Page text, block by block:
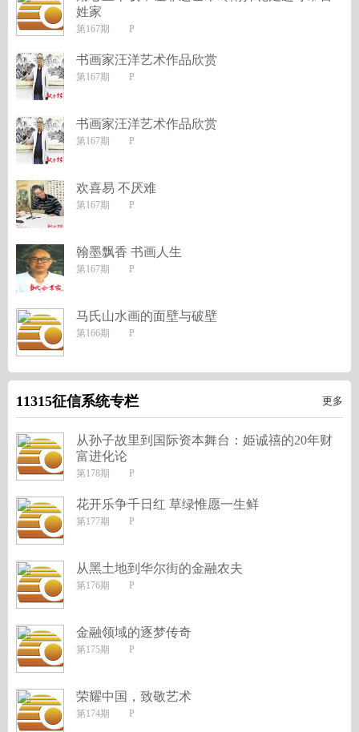
姓家
第167期 P
书画家汪洋艺术作品欣赏
第167期 P
书画家汪洋艺术作品欣赏
第167期 P
欢喜易 不厌难
第167期 P
翰墨飘香 书画人生
第167期 P
马氏山水画的面壁与破壁
第166期 P
11315征信系统专栏 更多
从孙子故里到国际资本舞台：姫诚禧的20年财
富进化论
第178期 P
花开乐争千日红 草绿惟愿一生鲜
第177期 P
从黑土地到华尔街的金融农夫
第176期 P
金融领域的逐梦传奇
第175期 P
荣耀中国，致敬艺术
第174期 P